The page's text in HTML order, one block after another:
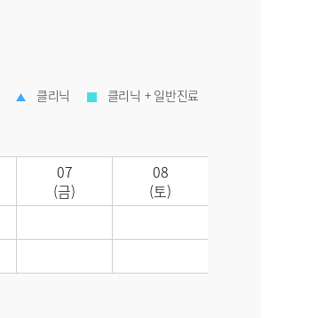
클리닉 클리닉 + 일반진료
07
(금)
08
(토)